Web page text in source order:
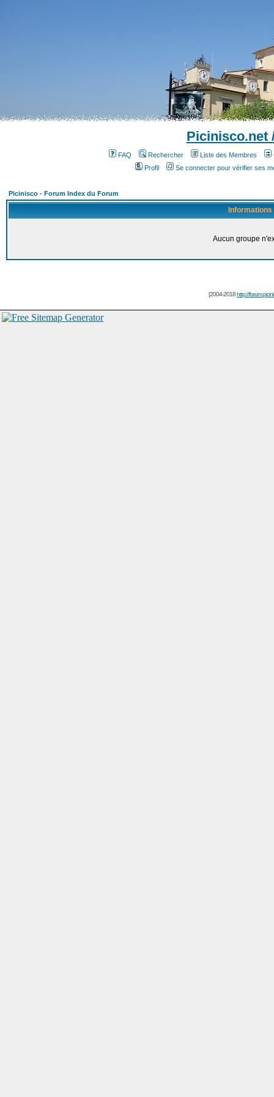
Picinisco.net
FAQ Rechercher Liste des Membres
Profil
Se connecter pour vérifier ses
Picinisco - Forum Index du Forum
Informations
Aucun groupe
[2004-2018http://